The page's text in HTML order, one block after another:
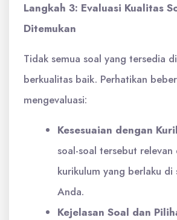
Langkah 3: Evaluasi Kualitas
Ditemukan
Tidak semua soal yang tersedia
berkualitas baik. Perhatikan
mengevaluasi:
Kesesuaian dengan
soal-soal tersebut relevan
kurikulum yang berlaku di
Anda.
Kejelasan Soal dan